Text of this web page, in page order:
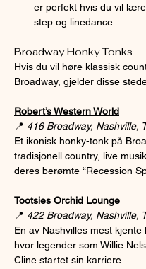
er perfekt hvis du vil
step og linedance
Broadway Honky Tonks
Hvis du vil høre klassisk
Broadway, gjelder disse
Robert’s Western World
📍 416 Broadway, Nashville,
Et ikonisk honky-tonk på
tradisjonell country, live
deres berømte “Recession
Tootsies Orchid Lounge
📍 422 Broadway, Nashville,
En av Nashvilles mest kjente
hvor legender som Willie
Cline startet sin karriere.